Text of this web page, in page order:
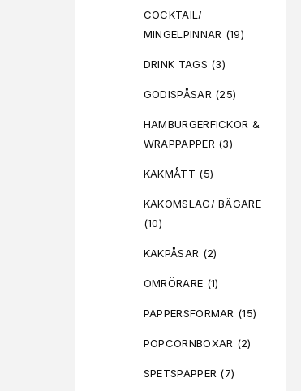
COCKTAIL/
MINGELPINNAR (19)
DRINK TAGS (3)
GODISPÅSAR (25)
HAMBURGERFICKOR &
WRAPPAPPER (3)
KAKMÅTT (5)
KAKOMSLAG/ BÄGARE
(10)
KAKPÅSAR (2)
OMRÖRARE (1)
PAPPERSFORMAR (15)
POPCORNBOXAR (2)
SPETSPAPPER (7)